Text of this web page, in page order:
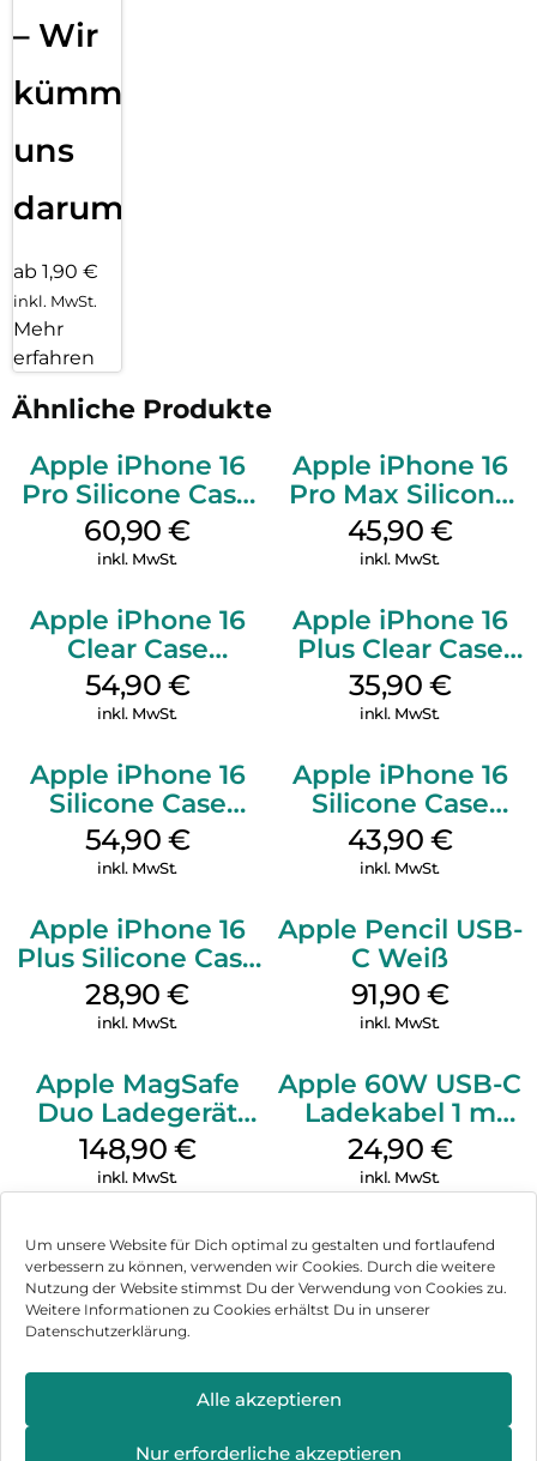
Um unsere Website für Dich optimal zu gestalten und fortlaufend
verbessern zu können, verwenden wir Cookies. Durch die weitere
Nutzung der Website stimmst Du der Verwendung von Cookies zu.
Weitere Informationen zu Cookies erhältst Du in unserer
Datenschutzerklärung.
Alle akzeptieren
Nur erforderliche akzeptieren
– Wir
kümmern
uns
darum!
ab 1,90 €
inkl. MwSt.
Mehr
erfahren
Ähnliche Produkte
Apple iPhone 16
Pro Silicone Case
MagSafe Stone
Gray
60,90€
inkl. MwSt.
Apple iPhone 16
Pro Max Silicone
Case MagSafe
Ultramarine
45,90 €
inkl. MwSt.
Apple iPhone 16
Clear Case
MagSafe
Transparent
54,90 €
inkl. MwSt.
Apple iPhone 16
Plus Clear Case
MagSafe
Transparent
35,90 €
inkl. MwSt.
Apple iPhone 16
Silicone Case
MagSafe Lake
Green
54,90 €
inkl. MwSt.
Apple iPhone 16
Silicone Case
MagSafe Plum
43,90 €
inkl. MwSt.
Apple iPhone 16
Plus Silicone Case
MagSafe Black
28,90€
inkl. MwSt.
Apple Pencil USB-
C Weiß
91,90 €
inkl. MwSt.
Apple MagSafe
Duo Ladegerät
Weiß
148,90 €
inkl. MwSt.
Apple 60W USB-C
Ladekabel 1 m
Weiß
24,90 €
inkl. MwSt.
Impressum